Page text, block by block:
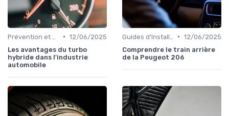
• 12/06/2025
Les avantages du turbo
hybride dans l'industrie
automobile
• 12/06/2025
Comprendre le train arrière
de la Peugeot 206